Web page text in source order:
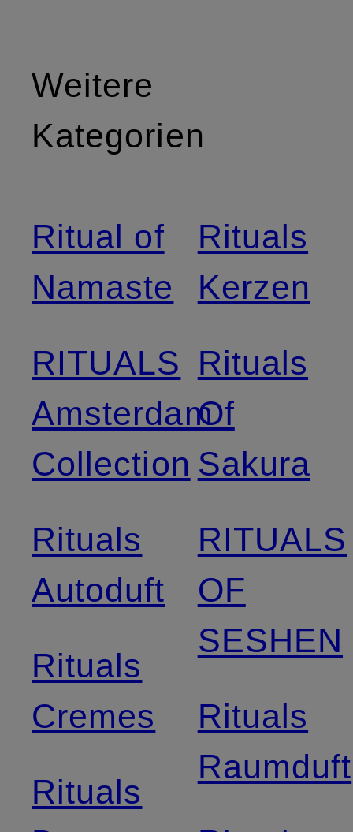
Weitere
Kategorien
Ritual of
Namaste
RITUALS
Amsterdam
Collection
Rituals
Autoduft
Rituals
Cremes
Rituals
Rituals
Kerzen
Rituals
Of
Sakura
RITUALS
OF
SESHEN
Rituals
Raumduft